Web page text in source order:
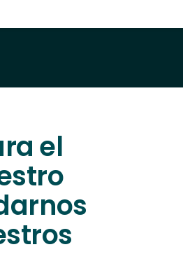
el